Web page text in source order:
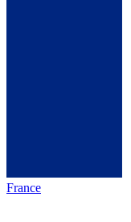
France